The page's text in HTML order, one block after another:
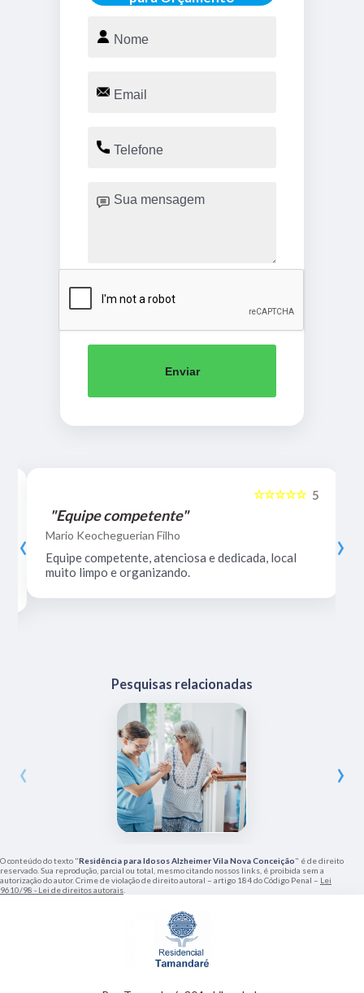
Enviar
5
☆☆☆☆☆
"Equipe competente"
Mario Keocheguerian Filho
Equipe competente, atenciosa e dedicada, local
muito limpo e organizando.
‹ ›
Pesquisas relacionadas
‹ ›
O conteúdo do texto "Residência para Idosos Alzheimer Vila Nova Conceição" é de direito
reservado. Sua reprodução, parcial ou total, mesmo citando nossos links, é proibida sem a
autorização do autor. Crime de violação de direito autoral – artigo 184 do Código Penal – Lei
9610/98 - Lei de direitos autorais